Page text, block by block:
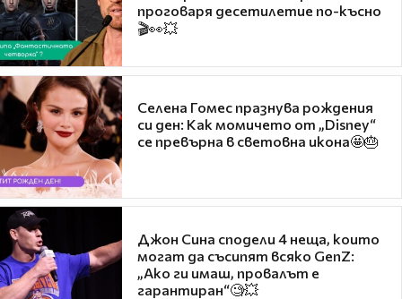
проговаря десетилетие по-късно
🎬👀💥
Селена Гомес празнува рождения
си ден: Как момичето от „Disney“
се превърна в световна икона🤩🎂
Джон Сина сподели 4 неща, които
могат да съсипят всяко GenZ:
„Ако ги имаш, провалът е
гарантиран“🧐💥